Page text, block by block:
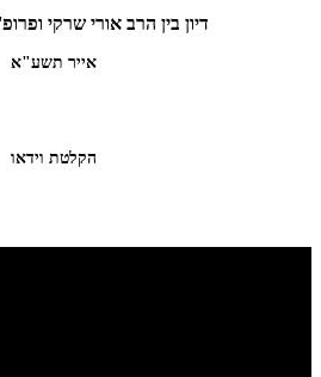
דיון בין הרב אורי שרקי
אייר תשע"א
הקלטת וידאו